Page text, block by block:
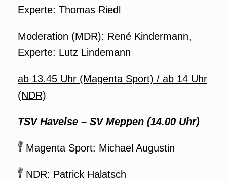
Experte: Thomas Riedl
Moderation (MDR): René Kindermann,
Experte: Lutz Lindemann
ab 13.45 Uhr (Magenta Sport) / ab 14 Uhr
(NDR)
TSV Havelse – SV Meppen (14.00 Uhr)
Magenta Sport: Michael Augustin
NDR: Patrick Halatsch